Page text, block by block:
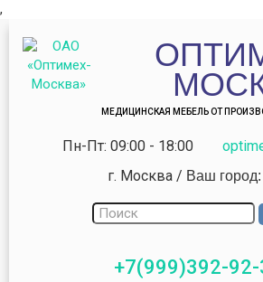
,
МЕДИЦИНСКАЯ МЕБЕЛЬ ОТ
Пн-Пт: 09:00 - 18:00
г. Москва/ Ваш город:
+7(999)392-